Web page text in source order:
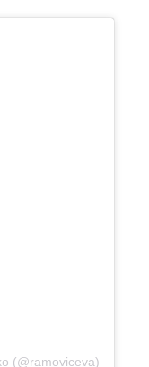
(@ramoviceva)